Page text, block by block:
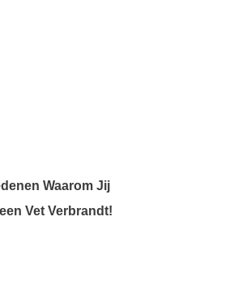
Waarom Jij
Vet Verbrandt!